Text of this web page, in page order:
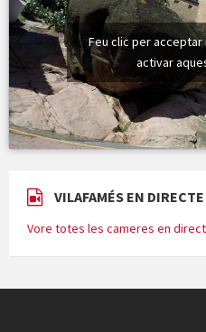
Feu clic per
activar
VILAFAMÉS EN DIRECTE
Vore totes les cameres en